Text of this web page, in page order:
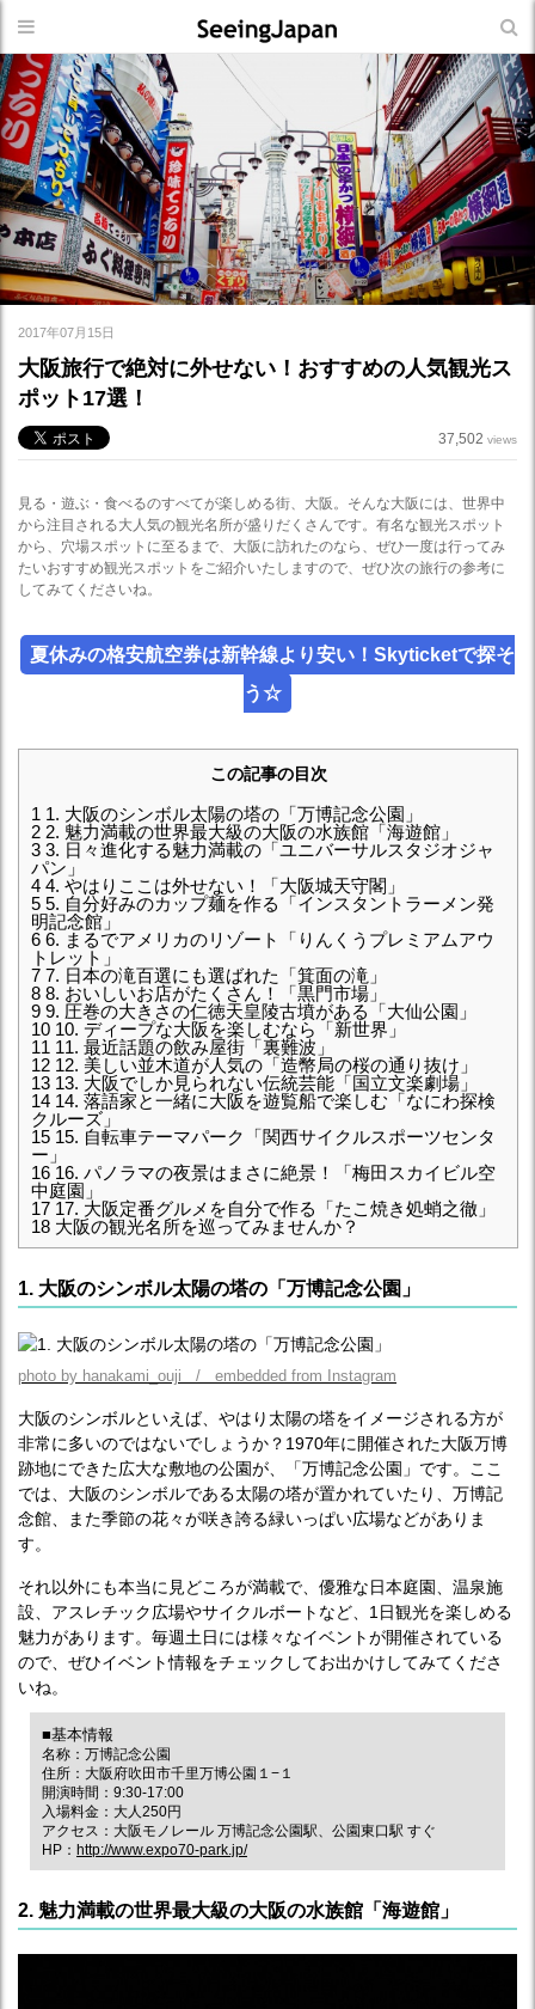
2017年07月15日
大阪旅行で絶対に外せない！おすすめの人気観光ス
ポット17選！
37,502 views
見る・遊ぶ・食べるのすべてが楽しめる街、大阪。そんな大阪には、世界中
から注目される大人気の観光名所が盛りだくさんです。有名な観光スポット
から、穴場スポットに至るまで、大阪に訪れたのなら、ぜひ一度は行ってみ
たいおすすめ観光スポットをご紹介いたしますので、ぜひ次の旅行の参考に
してみてくださいね。
夏休みの格安航空券は新幹線より安い！Skyticketで探そ
う☆
この記事の目次
1 1. 大阪のシンボル太陽の塔の「万博記念公園」
2 2. 魅力満載の世界最大級の大阪の水族館「海遊館」
3 3. 日々進化する魅力満載の「ユニバーサルスタジオジャ
パン」
4 4. やはりここは外せない！「大阪城天守閣」
5 5. 自分好みのカップ麺を作る「インスタントラーメン発
明記念館」
6 6. まるでアメリカのリゾート「りんくうプレミアムアウ
トレット」
7 7. 日本の滝百選にも選ばれた「箕面の滝」
8 8. おいしいお店がたくさん！「黒門市場」
9 9. 圧巻の大きさの仁徳天皇陵古墳がある「大仙公園」
10 10. ディープな大阪を楽しむなら「新世界」
11 11. 最近話題の飲み屋街「裏難波」
12 12. 美しい並木道が人気の「造幣局の桜の通り抜け」
13 13. 大阪でしか見られない伝統芸能「国立文楽劇場」
14 14. 落語家と一緒に大阪を遊覧船で楽しむ「なにわ探検
クルーズ」
15 15. 自転車テーマパーク「関西サイクルスポーツセンタ
ー」
16 16. パノラマの夜景はまさに絶景！「梅田スカイビル空
中庭園」
17 17. 大阪定番グルメを自分で作る「たこ焼き処蛸之徹」
18 大阪の観光名所を巡ってみませんか？
1. 大阪のシンボル太陽の塔の「万博記念公園」
photo by hanakami_ouji / embedded from Instagram
大阪のシンボルといえば、やはり太陽の塔をイメージされる方が
非常に多いのではないでしょうか？1970年に開催された大阪万博
跡地にできた広大な敷地の公園が、「万博記念公園」です。ここ
では、大阪のシンボルである太陽の塔が置かれていたり、万博記
念館、また季節の花々が咲き誇る緑いっぱい広場などがありま
す。
それ以外にも本当に見どころが満載で、優雅な日本庭園、温泉施
設、アスレチック広場やサイクルボートなど、1日観光を楽しめる
魅力があります。毎週土日には様々なイベントが開催されている
ので、ぜひイベント情報をチェックしてお出かけしてみてくださ
いね。
■基本情報
名称：万博記念公園
住所：大阪府吹田市千里万博公園１−１
開演時間：9:30-17:00
入場料金：大人250円
アクセス：大阪モノレール 万博記念公園駅、公園東口駅 すぐ
HP： http://www.expo70-park.jp/
2. 魅力満載の世界最大級の大阪の水族館「海遊館」